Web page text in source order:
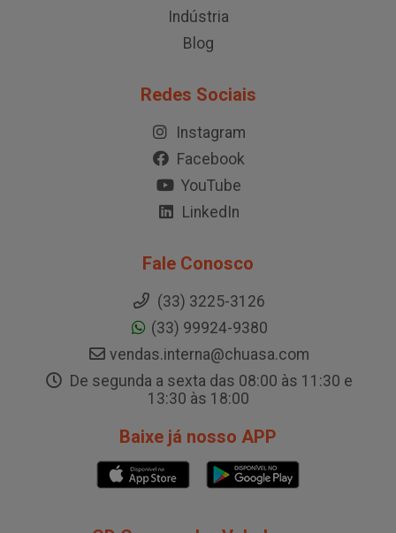
Indústria
Blog
Redes Sociais
Instagram
Facebook
YouTube
LinkedIn
Fale Conosco
(33) 3225-3126
(33) 99924-9380
vendas.interna@chuasa.com
De segunda a sexta das 08:00 às 11:30 e
13:30 às 18:00
Baixe já nosso APP